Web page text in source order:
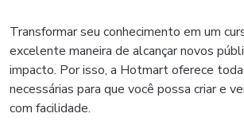
Transformar seu conhecimento em um
excelente maneira de alcançar novos
impacto. Por isso, a Hotmart oferece
necessárias para que você possa criar e
com facilidade.